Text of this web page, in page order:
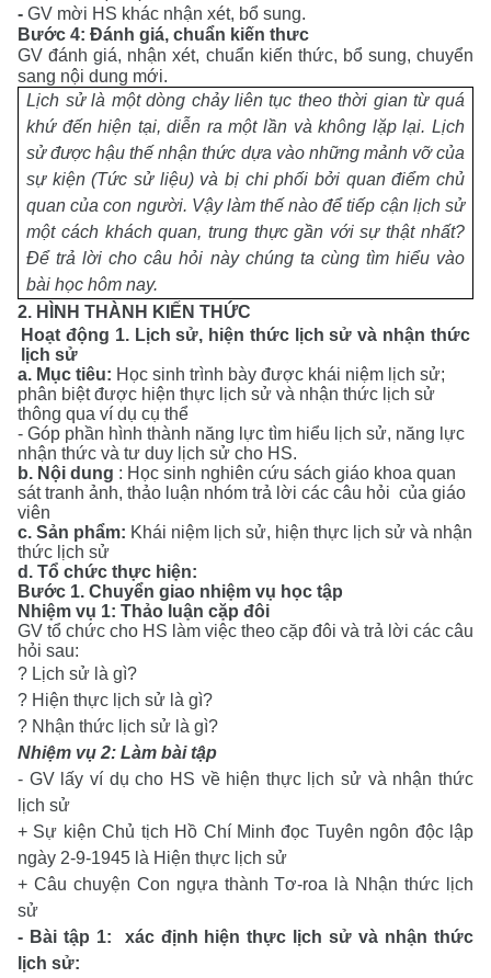
- GV mời HS khác nhận xét, bổ sung.
Bước 4: Đánh giá, chuẩn kiến thưc
GV đánh giá, nhận xét, chuẩn kiến thức, bổ sung, chuyển
sang nội dung mới.
Lịch sử là một dòng chảy liên tục theo thời gian từ quá
khứ đến hiện tại, diễn ra một lần và không lặp lại. Lịch
sử được hậu thế nhận thức dựa vào những mảnh vỡ của
sự kiện (Tức sử liệu) và bị chi phối bởi quan điểm chủ
quan của con người. Vậy làm thế nào để tiếp cận lịch sử
một cách khách quan, trung thực gần với sự thật nhất?
Để trả lời cho câu hỏi này chúng ta cùng tìm hiểu vào
bài học hôm nay.
2. HÌNH THÀNH KIẾN THỨC
Hoạt động 1. Lịch sử, hiện thức lịch sử và nhận thức
lịch sử
a. Mục tiêu: Học sinh trình bày được khái niệm lịch sử;
phân biệt được hiện thực lịch sử và nhận thức lịch sử
thông qua ví dụ cụ thể
- Góp phần hình thành năng lực tìm hiểu lịch sử, năng lực
nhận thức và tư duy lịch sử cho HS.
b. Nội dung : Học sinh nghiên cứu sách giáo khoa quan
sát tranh ảnh, thảo luận nhóm trả lời các câu hỏi của giáo
viên
c. Sản phẩm: Khái niệm lịch sử, hiện thực lịch sử và nhận
thức lịch sử
d. Tổ chức thực hiện:
Bước 1. Chuyển giao nhiệm vụ học tập
Nhiệm vụ 1: Thảo luận cặp đôi
GV tổ chức cho HS làm việc theo cặp đôi và trả lời các câu
hỏi sau:
? Lịch sử là gì?
? Hiện thực lịch sử là gì?
? Nhận thức lịch sử là gì?
Nhiệm vụ 2: Làm bài tập
- GV lấy ví dụ cho HS về hiện thực lịch sử và nhận thức
lịch sử
+ Sự kiệnChủ tịch Hồ Chí Minh đọc Tuyên ngôn độc lập
ngày 2-9-1945 là Hiện thực lịch sử
+ Câu chuyện Con ngựa thành Tơ-roa
là Nhận thức lịch
sử
- Bài tập 1: xác định hiện thực lịch sử và nhận thức
lịch sử: